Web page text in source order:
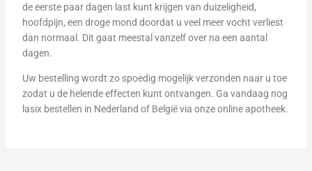
de eerste paar dagen last kunt krijgen van duizeligheid,
hoofdpijn, een droge mond doordat u veel meer vocht verliest
dan normaal. Dit gaat meestal vanzelf over na een aantal
dagen.
Uw bestelling wordt zo spoedig mogelijk verzonden naar u toe
zodat u de helende effecten kunt ontvangen. Ga vandaag nog
lasix bestellen in Nederland of België via onze online apotheek.